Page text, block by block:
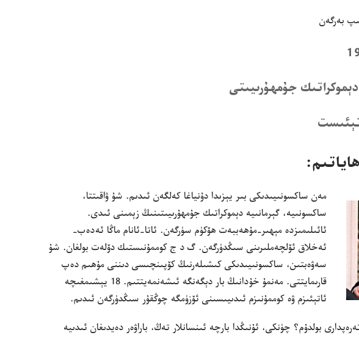
بە‌رگە‌ن
دېموكراتىك جۇ‌مھۇ‌رىيىتى
مە‌ن ساكسونىيىدىكى بىر يېزىدا دۇ‌نياغا كە‌لگە‌ن ئىدىم.‏ شۇ ۋاقىتتا،‏
ساكسونىيە،‏ گېرمانىيە دېموكراتىك جۇ‌مھۇ‌رىيىتىنىڭ زېمىنى ئىدى.‏
ئائىلىمىزدە مېھىر-‏مۇ‌ھە‌ببە‌ت ھۆكۈم سۈرگە‌ن.‏ ئاتا-‏ئانام ماڭا ئە‌دە‌ب-‏
ئە‌خلاق ئۆلچە‌ملىرىنى سىڭدۈرگە‌ن.‏ گ د ج كوممۇ‌نىستىك دۆلە‌ت بولغان.‏ شۇ
سە‌ۋە‌بتىن،‏ ساكسونىيىدىكى كىشىلە‌رنىڭ كۆپىنچىسى دىننى مۇ‌ھىم دە‌پ
قارىمايتتى.‏ مە‌نمۇ خۇ‌دانىڭ بار دېگە‌نگە ئىشە‌نمە‌يتتىم.‏ 18 يېشىمغىچە
ئاتېئىزم ۋە كوممۇ‌نىزم ئىدىيىسىنى ئۆزۈمگە چوڭقۇ‌ر سىڭدۈرگە‌ن ئىدىم.‏
بولدۇ‌م؟‏ چۈنكى،‏ ئۇ‌نىڭدا بارچە ئىنسانلار تە‌ڭ،‏ باراۋە‌ر دە‌يدىغان ئىدىيە